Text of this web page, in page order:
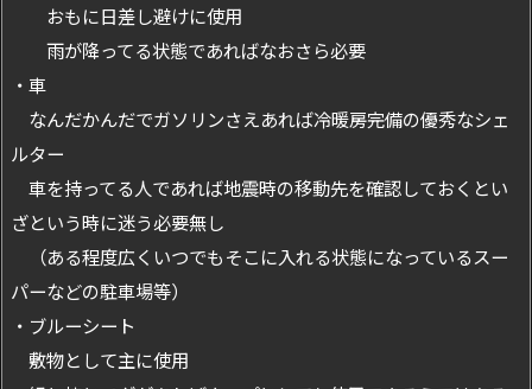
おもに日差し避けに使用
雨が降ってる状態であればなおさら必要
・車
なんだかんだでガソリンさえあれば冷暖房完備の優秀なシェ
ルター
車を持ってる人であれば地震時の移動先を確認しておくとい
ざという時に迷う必要無し
（ある程度広くいつでもそこに入れる状態になっているスー
パーなどの駐車場等）
・ブルーシート
敷物として主に使用